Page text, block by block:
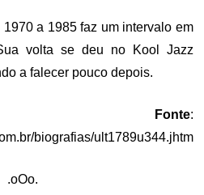
a 1985 faz um intervalo em
volta se deu no Kool Jazz
a falecer pouco depois.
Fonte:
biografias/ult1789u344.jhtm
.oOo.